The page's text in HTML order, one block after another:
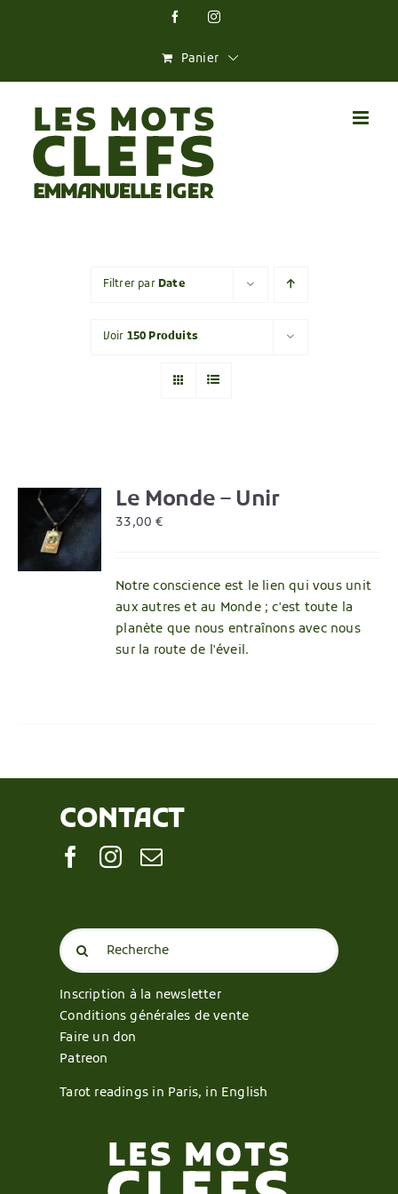
FacebookInstagram
Panier
Filtrer par Date
Voir 150 Produits
Le Monde – Unir
33,00€
Notre conscience est le lien qui vous unit
aux autres et au Monde ; c'est toute la
planète que nous entraînons avec nous
sur la route de l'éveil.
CONTACT
Search
for:
Inscription à la newsletter
Conditions générales de vente
Faire un don
Patreon
Tarot readings in Paris, in English